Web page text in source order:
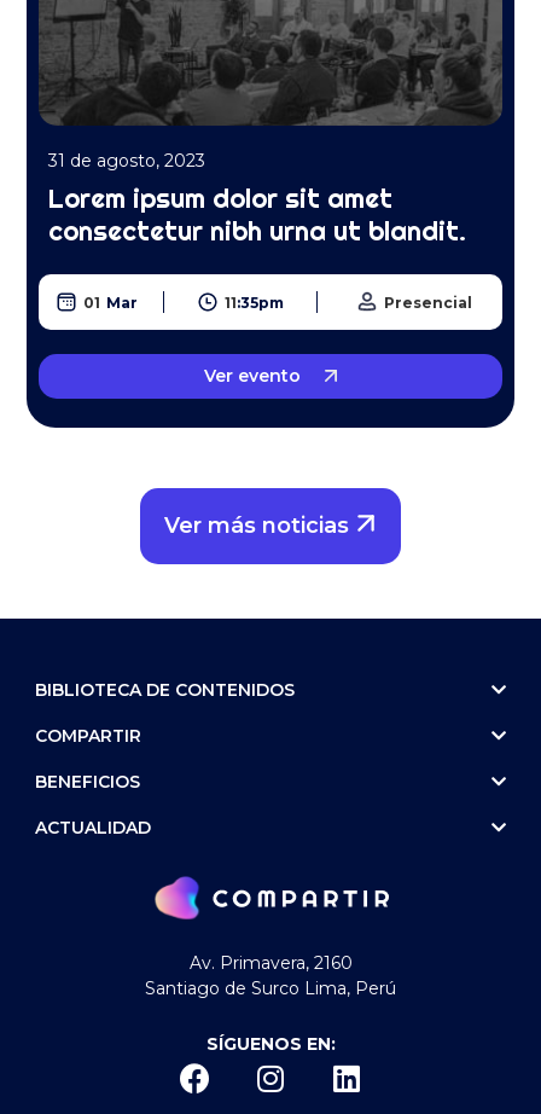
31 de agosto, 2023
Lorem ipsum dolor sit amet
consectetur nibh urna ut blandit.
01 Mar 11:35pm Presencial
Ver evento
Ver más noticias
BIBLIOTECA DE CONTENIDOS
Av. Primavera, 2160
Santiago de Surco Lima, Perú
SÍGUENOS EN:
COMPARTIR
BENEFICIOS
ACTUALIDAD